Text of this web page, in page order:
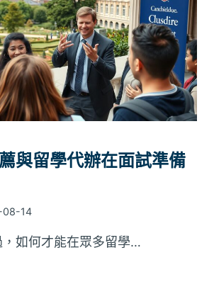
與留學代辦在面試準備
08-14
如何才能在眾多留學…